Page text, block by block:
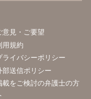
意見・ご要望
用規約
ライバシーポリシー
部送信ポリシー
載をご検討の弁護士の方